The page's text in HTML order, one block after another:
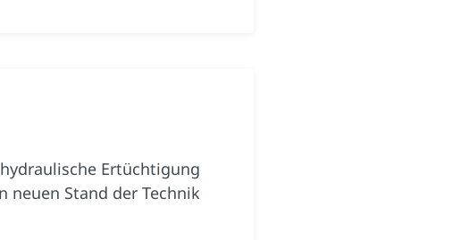
Ertüchtigung
neuen Stand der Technik